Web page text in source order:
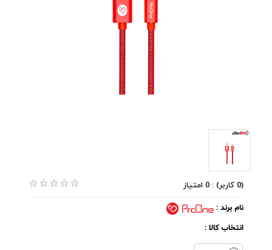
(0 کاربر) : 0 امتیاز
نام برند :
انتخاب کالا :